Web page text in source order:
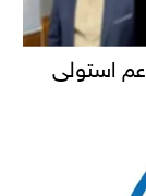
استولى